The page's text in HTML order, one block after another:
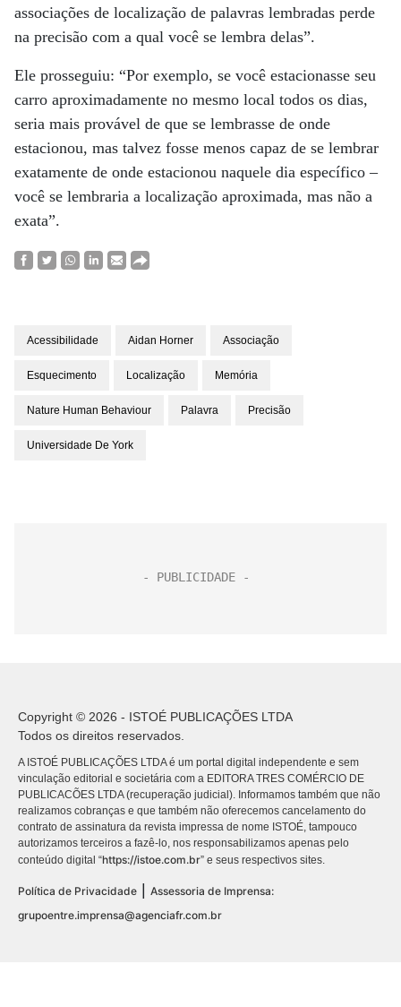
associações de localização de palavras lembradas perde
na precisão com a qual você se lembra delas”.
Ele prosseguiu: “Por exemplo, se você estacionasse seu
carro aproximadamente no mesmo local todos os dias,
seria mais provável de que se lembrasse de onde
estacionou, mas talvez fosse menos capaz de se lembrar
exatamente de onde estacionou naquele dia específico –
você se lembraria a localização aproximada, mas não a
exata”.
Acessibilidade Aidan Horner Associação
Esquecimento Localização Memória
Nature Human Behaviour Palavra Precisão
Universidade De York
Copyright © 2026 - ISTOÉ PUBLICAÇÕES LTDA
Todos os direitos reservados.
A ISTOÉ PUBLICAÇÕES LTDA é um portal digital independente e sem
vinculação editorial e societária com a EDITORA TRES COMÉRCIO DE
PUBLICACÕES LTDA (recuperação judicial). Informamos também que não
realizamos cobranças e que também não oferecemos cancelamento do
contrato de assinatura da revista impressa de nome ISTOÉ, tampouco
autorizamos terceiros a fazê-lo, nos responsabilizamos apenas pelo
conteúdo digital “https://istoe.com.br” e seus respectivos sites.
Política de Privacidade
Assessoria de Imprensa:
grupoentre.imprensa@agenciafr.com.br